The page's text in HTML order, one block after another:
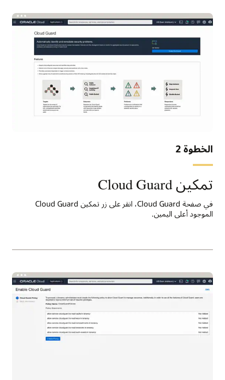
الخطوة 2
تمكين Cloud Guard
في صفحة Cloud Guard، انقر على زر تمكين Cloud Guard
الموجود أعلى اليمين.